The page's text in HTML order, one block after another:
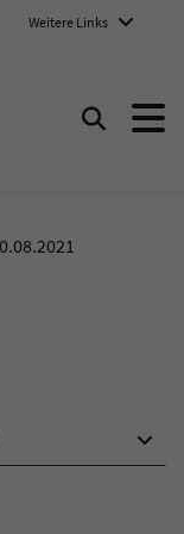
Weitere Links
Suchen